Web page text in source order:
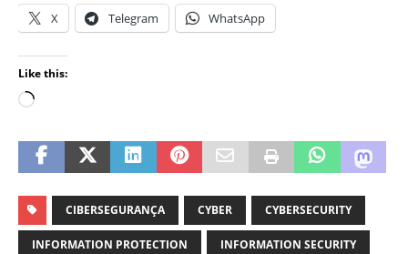
X Telegram WhatsApp
Like this:
CIBERSEGURANÇA CYBER CYBERSECURITY
INFORMATION PROTECTION INFORMATION SECURITY